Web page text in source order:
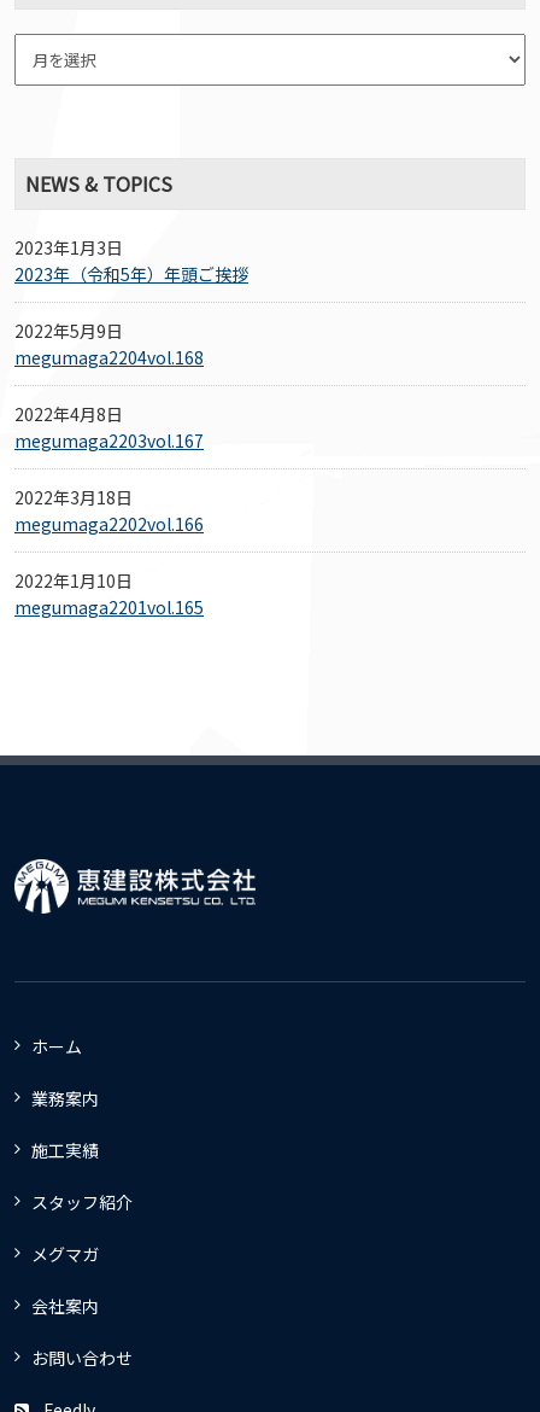
NEWS & TOPICS
2023年1月3日
2023年（令和5年）年頭ご挨拶
2022年5月9日
megumaga2204vol.168
2022年4月8日
megumaga2203vol.167
2022年3月18日
megumaga2202vol.166
2022年1月10日
megumaga2201vol.165
ホーム
業務案内
施工実績
スタッフ紹介
メグマガ
会社案内
お問い合わせ